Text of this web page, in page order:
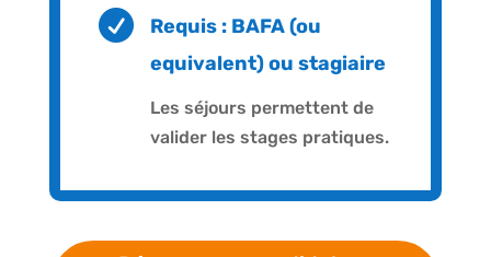

Requis : BAFA (ou
equivalent) ou stagiaire
Les séjours permettent de
valider les stages pratiques.